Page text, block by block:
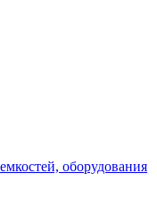
оборудования